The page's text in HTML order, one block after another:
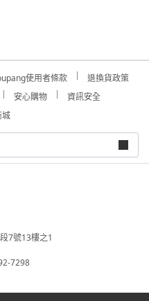
使用者條款
退換貨政策
安心購物
資訊安全
城
7號13樓之1
7298